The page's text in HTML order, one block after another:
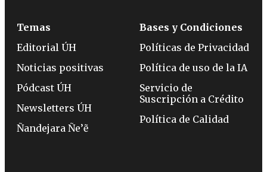
Temas
Editorial ÚH
Noticias positivas
Pódcast ÚH
Newsletters ÚH
Ñandejara Ñe’ẽ
Bases y Condiciones
Políticas de Privacidad
Política de uso de la IA
Servicio de
Suscripción a Crédito
Política de Calidad